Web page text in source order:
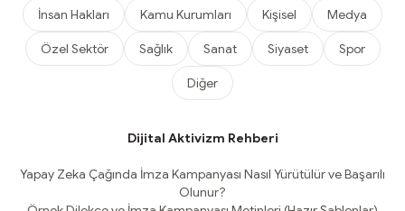
İnsan Hakları Kamu Kurumları Kişisel Medya
Özel Sektör Sağlık Sanat Siyaset Spor
Diğer
Dijital Aktivizm Rehberi
Yapay Zeka Çağında İmza Kampanyası Nasıl Yürütülür ve Başarılı
Olunur?